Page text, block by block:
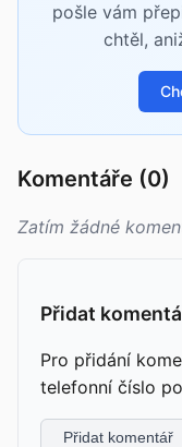
pošle vám
chtěl,
Komentáře (0)
Zatím žádné
Přidat
Pro přidání
telefonní číslo
Přidat komentář